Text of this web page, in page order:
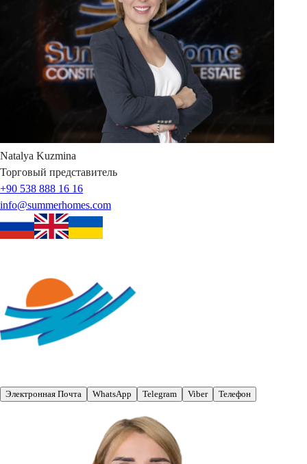
Natalya Kuzmina
Торговый представитель
+90 538 888 16 16
info@summerhomes.com
Электронная Почта WhatsApp Telegram Viber Телефон